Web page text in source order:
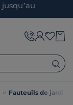
jusqu’au
> Fauteuils de jardin